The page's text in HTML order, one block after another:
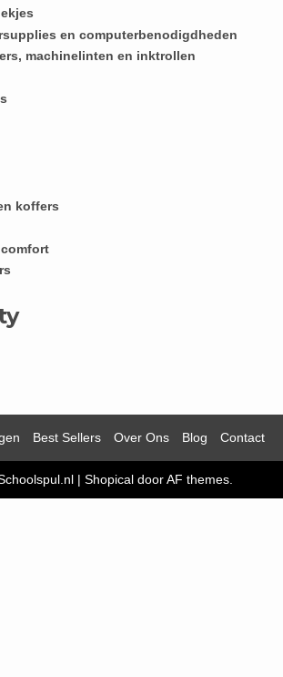
en computerbenodigdheden
machinelinten en inktrollen
koffers
Best Sellers Over Ons Blog Contact
| Shopical door AF themes.